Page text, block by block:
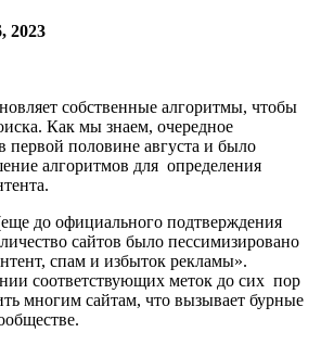
2023
собственные алгоритмы, чтобы
Как мы знаем, очередное
первой половине августа и было
алгоритмов для определения
до официального подтверждения
сайтов было пессимизировано
спам и избыток рекламы».
соответствующих меток до сих пор
многим сайтам, что вызывает бурные